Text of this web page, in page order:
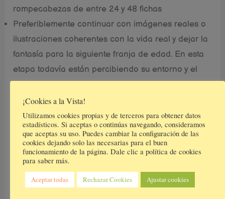
rompecabezas de entre 24 y 48 fichas
Preferiblemente continuar con imágenes reales o
ilustraciones coherentes con la vida real y dejar la
fantasía para la siguiente franja de edad. En esta
etapa todavía están percibiendo su entorno y el
distinguir fantasía de realidad. Todo lo que sus ojos
perciben su cerebro lo interpretará como que
existe. Es la etapa en la que se crean falsas
ilusiones pensando que los unicornios son reales
o desarrollan miedo porque creen que los
monstruos existen. Pero si tienen algún personaje
favorito como Mickey Mouse o la patrulla canina,
¡Cookies a la Vista!
Utilizamos cookies propias y de terceros para obtener datos
estadísticos. Si aceptas o continúas navegando, consideramos
que aceptas su uso. Puedes cambiar la configuración de las
cookies dejando solo las necesarias para el buen
funcionamiento de la página. Dale clic a política de cookies
para saber más.
Aceptar todas Rechazar Cookies Ajustar cookies